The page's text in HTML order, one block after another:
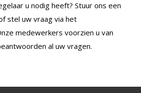
u nodig heeft? Stuur ons een
stel uw vraag via het
medewerkers voorzien u van
al uw vragen.